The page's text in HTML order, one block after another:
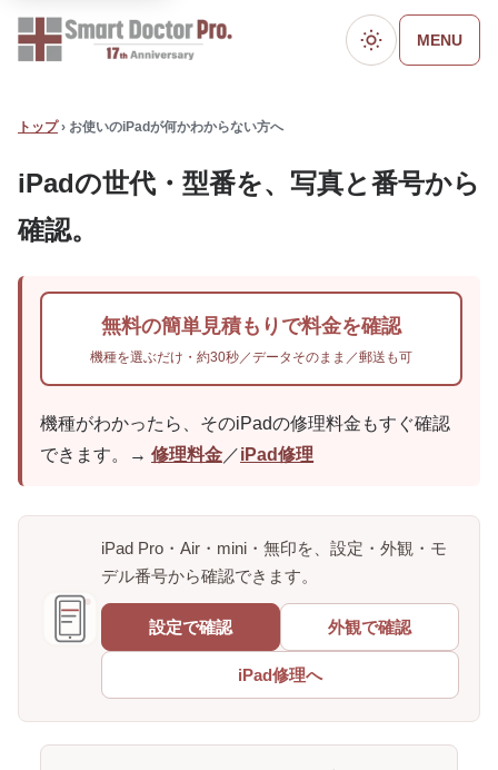
ダークモード
MENU
トップ› お使いのiPadが何かわからない方へ
iPadの世代・型番を、写真と番号から
確認。
無料の簡単見積もりで料金を確認
機種を選ぶだけ・約30秒／データそのまま／郵送も可
機種がわかったら、そのiPadの修理料金もすぐ確認
できます。→ 修理料金 ／iPad修理
iPad Pro・Air・mini・無印を、設定・外観・モ
デル番号から確認できます。
設定で確認 外観で確認
iPad修理へ